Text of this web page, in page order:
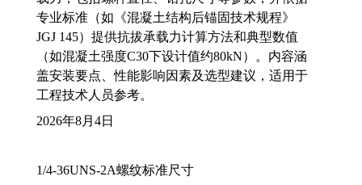
专业标准（如《混凝土结构后锚固技术规程》
JGJ 145）提供抗拔承载力计算方法和典型数值
（如混凝土强度C30下设计值约80kN）。内容涵
盖安装要点、性能影响因素及选型建议，适用于
工程技术人员参考。
2026年8月4日
1/4-36UNS-2A螺纹标准尺寸